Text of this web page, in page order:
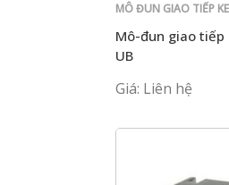
MÔ ĐUN GIAO TIẾP
Mô-đun giao tiếp
UB
Giá: Liên hệ